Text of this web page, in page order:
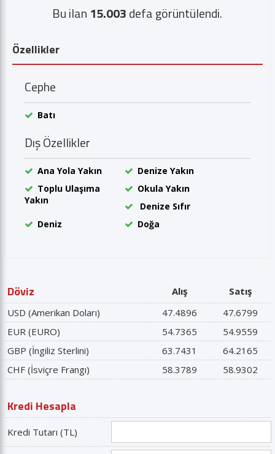
Bu ilan 15.003defa görüntülendi.
Özellikler
Cephe
Batı
Dış Özellikler
Ana Yola Yakın
Denize Yakın
Toplu Ulaşıma
Yakın
Okula Yakın
Denize Sıfır
Deniz
Doğa
Döviz Alış
Satış
USD (Amerikan Doları)
47.4896
47.6799
EUR (EURO)
54.7365
54.9559
GBP (İngiliz Sterlini)
63.7431
64.2165
CHF (İsviçre Frangı)
58.3789 58.9302
Kredi Hesapla
Kredi Tutarı (TL)